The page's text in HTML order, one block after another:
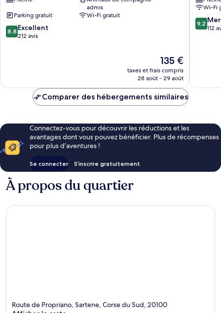
Damianu
Sartene
admis
Parking gratuit
Wi-Fi gratuit
8.8
sur
8,8 Excellent
212 avis
Le
nouveau
prix
de
135 €
taxes et frais compris
28 août - 29 août
Wi-Fi
9.2
sur
9,2
112
Comparer des hébergements similaires
Connectez-vous pour découvrir les réductions et les
avantages dont vous pouvez bénéficier. Plus de récompenses
pour plus d’aventures !
Se connecter S’inscrire gratuitement
À propos du quartier
Route de Propriano, Sartene, Corse du Sud, 20100